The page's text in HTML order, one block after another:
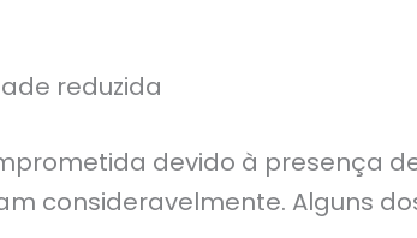
reduzida
devido à presença
consideravelmente. Alguns